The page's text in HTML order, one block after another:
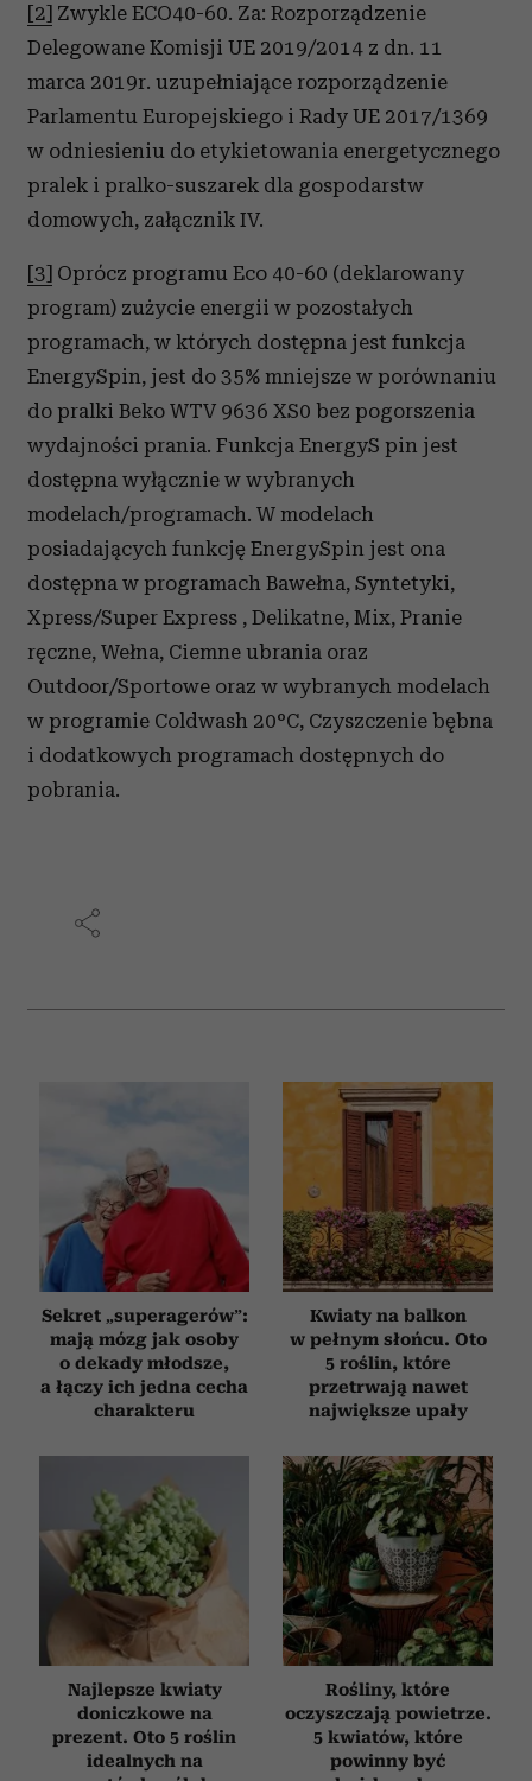
[2] Zwykle ECO40-60. Za: Rozporządzenie
Delegowane Komisji UE 2019/2014 z dn. 11
marca 2019r. uzupełniające rozporządzenie
Parlamentu Europejskiego i Rady UE 2017/1369
w odniesieniu do etykietowania energetycznego
pralek i pralko-suszarek dla gospodarstw
domowych, załącznik IV.
[3] Oprócz programu Eco 40-60 (deklarowany
program) zużycie energii w pozostałych
programach, w których dostępna jest funkcja
EnergySpin, jest do 35% mniejsze w porównaniu
do pralki Beko WTV 9636 XS0 bez pogorszenia
wydajności prania. Funkcja EnergyS pin jest
dostępna wyłącznie w wybranych
modelach/programach. W modelach
posiadających funkcję EnergySpin jest ona
dostępna w programach Bawełna, Syntetyki,
Xpress/Super Express , Delikatne, Mix, Pranie
ręczne, Wełna, Ciemne ubrania oraz
Outdoor/Sportowe oraz w wybranych modelach
w programie Coldwash 20°C, Czyszczenie bębna
i dodatkowych programach dostępnych do
pobrania.
Sekret „superagerów”:
mają mózg jak osoby
o dekady młodsze,
a łączy ich jedna cecha
charakteru
Kwiaty na balkon
w pełnym słońcu. Oto
5 roślin, które
przetrwają nawet
największe upały
Najlepsze kwiaty
doniczkowe na
prezent. Oto 5 roślin
idealnych na
Rośliny, które
oczyszczają powietrze.
5 kwiatów, które
powinny być